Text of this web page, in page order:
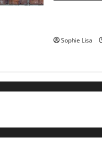
Sophie Lisa